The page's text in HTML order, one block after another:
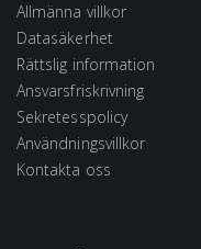
Allmänna villkor
Datasäkerhet
Rättslig information
Ansvarsfriskrivning
Sekretesspolicy
Användningsvillkor
Kontakta oss